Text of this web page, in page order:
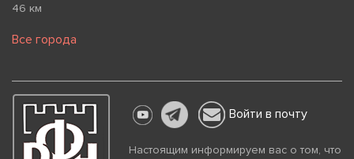
46 км
Все города
Войти в почту
Настоящим информируем вас о том, что